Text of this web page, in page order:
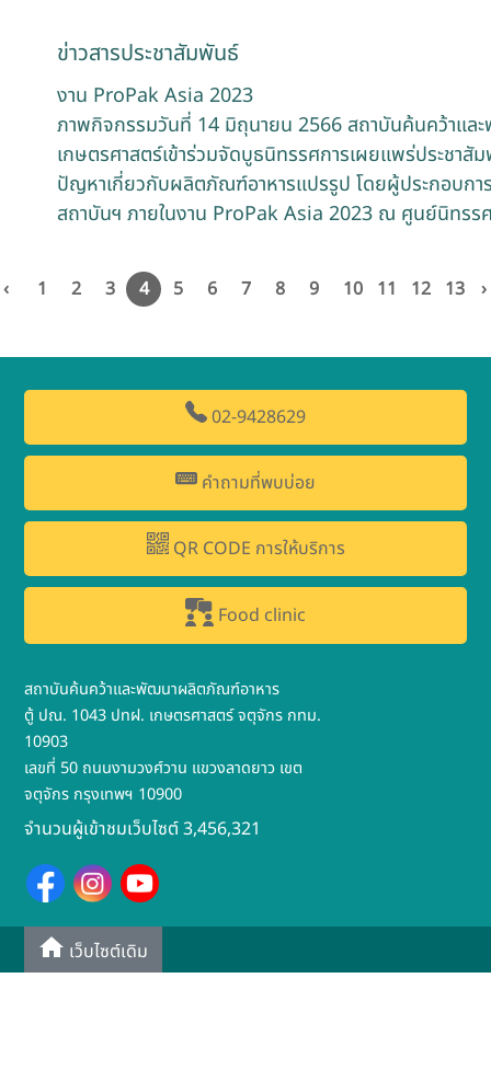
ข่าวสารประชาสัมพันธ์
งาน ProPak Asia 2023
ภาพกิจกรรมวันที่ 14 มิถุนายน 2566 สถาบันค้นคว้าแ
เกษตรศาสตร์เข้าร่วมจัดบูธนิทรรศการเผยแพร่ประชา
ปัญหาเกี่ยวกับผลิตภัณฑ์อาหารแปรรูป โดยผู้ประกอบกา
สถาบันฯ ภายในงาน ProPak Asia 2023 ณ ศูนย์นิทรรศ
‹ 1 2 3 4 5 6 7 8 9 10 11 12 13 ›
02-9428629
คำถามที่พบบ่อย
QR CODE การให้บริการ
Food clinic
สถาบันค้นคว้าและพัฒนาผลิตภัณฑ์อาหาร
ตู้ ปณ. 1043 ปทฝ. เกษตรศาสตร์ จตุจักร กทม.
10903
เลขที่ 50 ถนนงามวงศ์วาน แขวงลาดยาว เขต
จตุจักร กรุงเทพฯ 10900
จำนวนผู้เข้าชมเว็บไซต์ 3,456,321
เว็บไซต์เดิม